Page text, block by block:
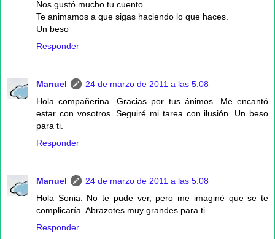
Nos gustó mucho tu cuento.
Te animamos a que sigas haciendo lo que haces.
Un beso
Responder
Manuel
24 de marzo de 2011 a las 5:08
Hola compañerina. Gracias por tus ánimos. Me encantó
estar con vosotros. Seguiré mi tarea con ilusión. Un beso
para ti.
Responder
Manuel
24 de marzo de 2011 a las 5:08
Hola Sonia. No te pude ver, pero me imaginé que se te
complicaría. Abrazotes muy grandes para ti.
Responder